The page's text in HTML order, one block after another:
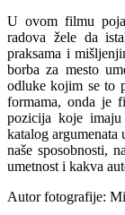
U ovom filmu
radova žele da
praksama i
borba za mesto
odluke kojim se to
formama, onda je
pozicija koje
katalog
naše sposobnosti,
umetnost i kakva
Autor fotografije: